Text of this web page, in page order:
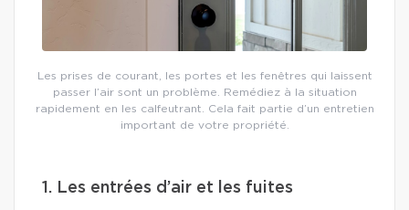
Les prises de courant, les portes et les fenêtres qui laissent
passer l’air sont un problème. Remédiez à la situation
rapidement en les calfeutrant. Cela fait partie d’un entretien
important de votre propriété.
1. Les entrées d’air et les fuites